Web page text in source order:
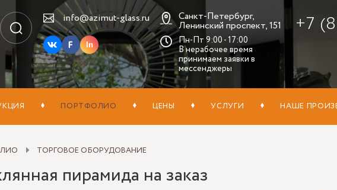
info@azimut-glass.ru
In
Санкт-Петербург,
Ленинский проспект, 151
Пн-Пт 9:00 - 17:00
В нерабочее время
принимаем заявки в
мессенджеры
+7
ПОРТФОЛИО ЦЕНЫ УСЛУГИ НАШЕ
ТОРГОВОЕ ОБОРУДОВАНИЕ
пирамида на заказ